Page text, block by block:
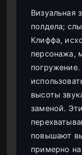
Визуальная
полдела;
Клиффа,
персонажа,
высоты
заменой.
повышают
примерно